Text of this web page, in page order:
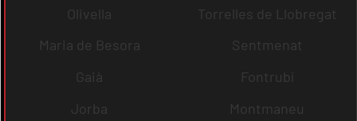
Olivella
Torrelles de Llobregat
Maria de Besora
Sentmenat
Gaià
Fontrubí
Jorba
Montmaneu